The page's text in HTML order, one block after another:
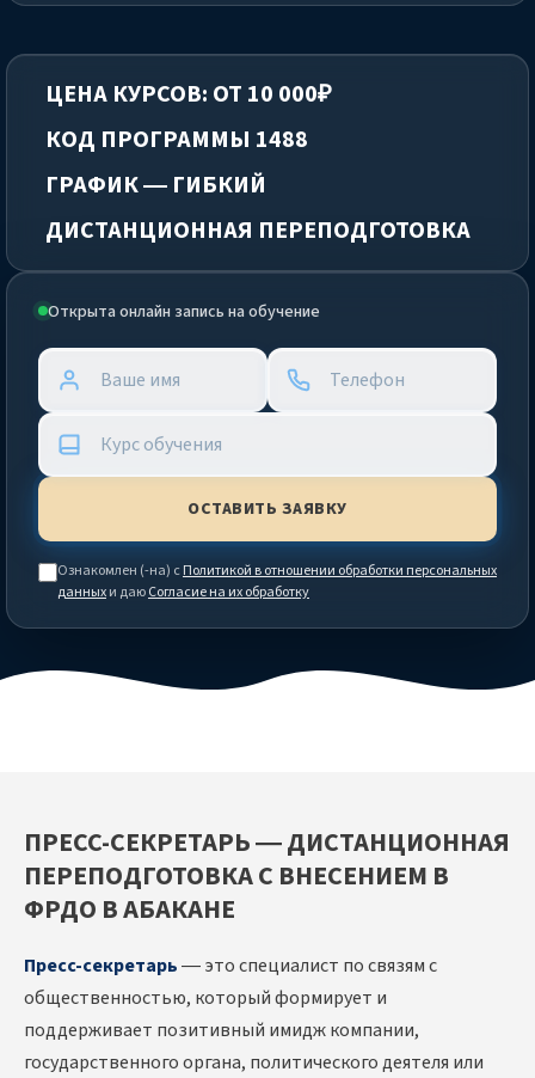
Открыта онлайн запись на обучение
Ознакомлен (-на) сПолитикой в отношении обработки персональных
данныхи даюСогласие на их обработку
ЦЕНА КУРСОВ: ОТ 10 000₽
КОД ПРОГРАММЫ 1488
ГРАФИК — ГИБКИЙ
ДИСТАНЦИОННАЯ ПЕРЕПОДГОТОВКА
ПРЕСС-СЕКРЕТАРЬ — ДИСТАНЦИОННАЯ
ПЕРЕПОДГОТОВКА С ВНЕСЕНИЕМ В
ФРДО В АБАКАНЕ
Пресс-секретарь— это специалист по связям с
общественностью, который формирует и
поддерживает позитивный имидж компании,
государственного органа, политического деятеля или